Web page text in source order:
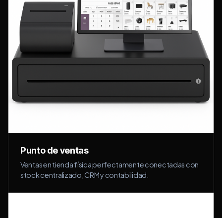
Punto de ventas
Ventas en tienda física perfectamente conectadas con
stock centralizado, CRM y contabilidad.